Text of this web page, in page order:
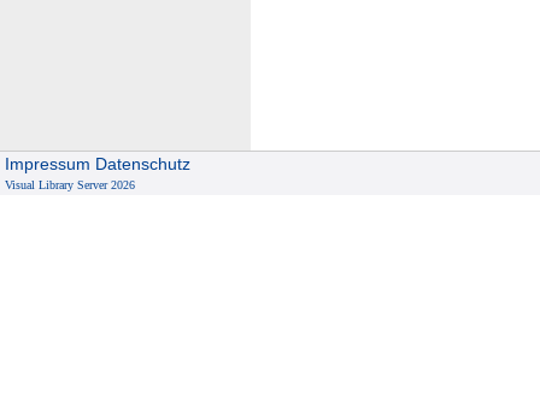
Impressum Datenschutz
Visual Library Server 2026